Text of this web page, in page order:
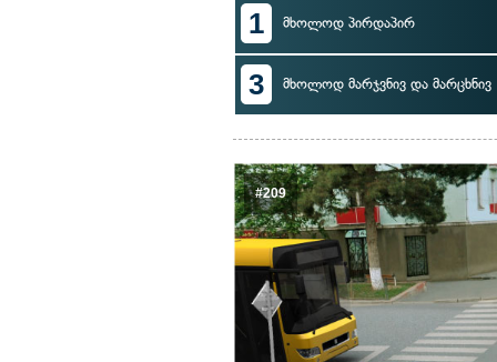
1 მხოლოდ პირდაპირ
3 მხოლოდ მარჯვნივ და მარცხნივ
#209